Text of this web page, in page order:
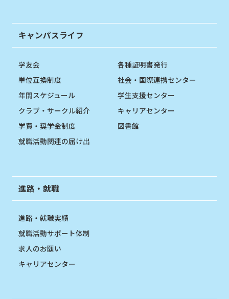
キャンパスライフ
学友会
単位互換制度
年間スケジュール
クラブ・サークル紹介
学費・奨学金制度
就職活動関連の届け出
各種証明書発行
社会・国際連携センター
学生支援センター
キャリアセンター
図書館
進路・就職
進路・就職実績
就職活動サポート体制
求人のお願い
キャリアセンター